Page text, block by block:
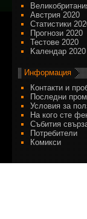
Австрия 2020
Статистики
Прогнози 2020
Тестове 2020
Kалендар 2020
Информация
Контакти и
Последни
Условия за
На кого сте
Събития
Потребители
Комикси